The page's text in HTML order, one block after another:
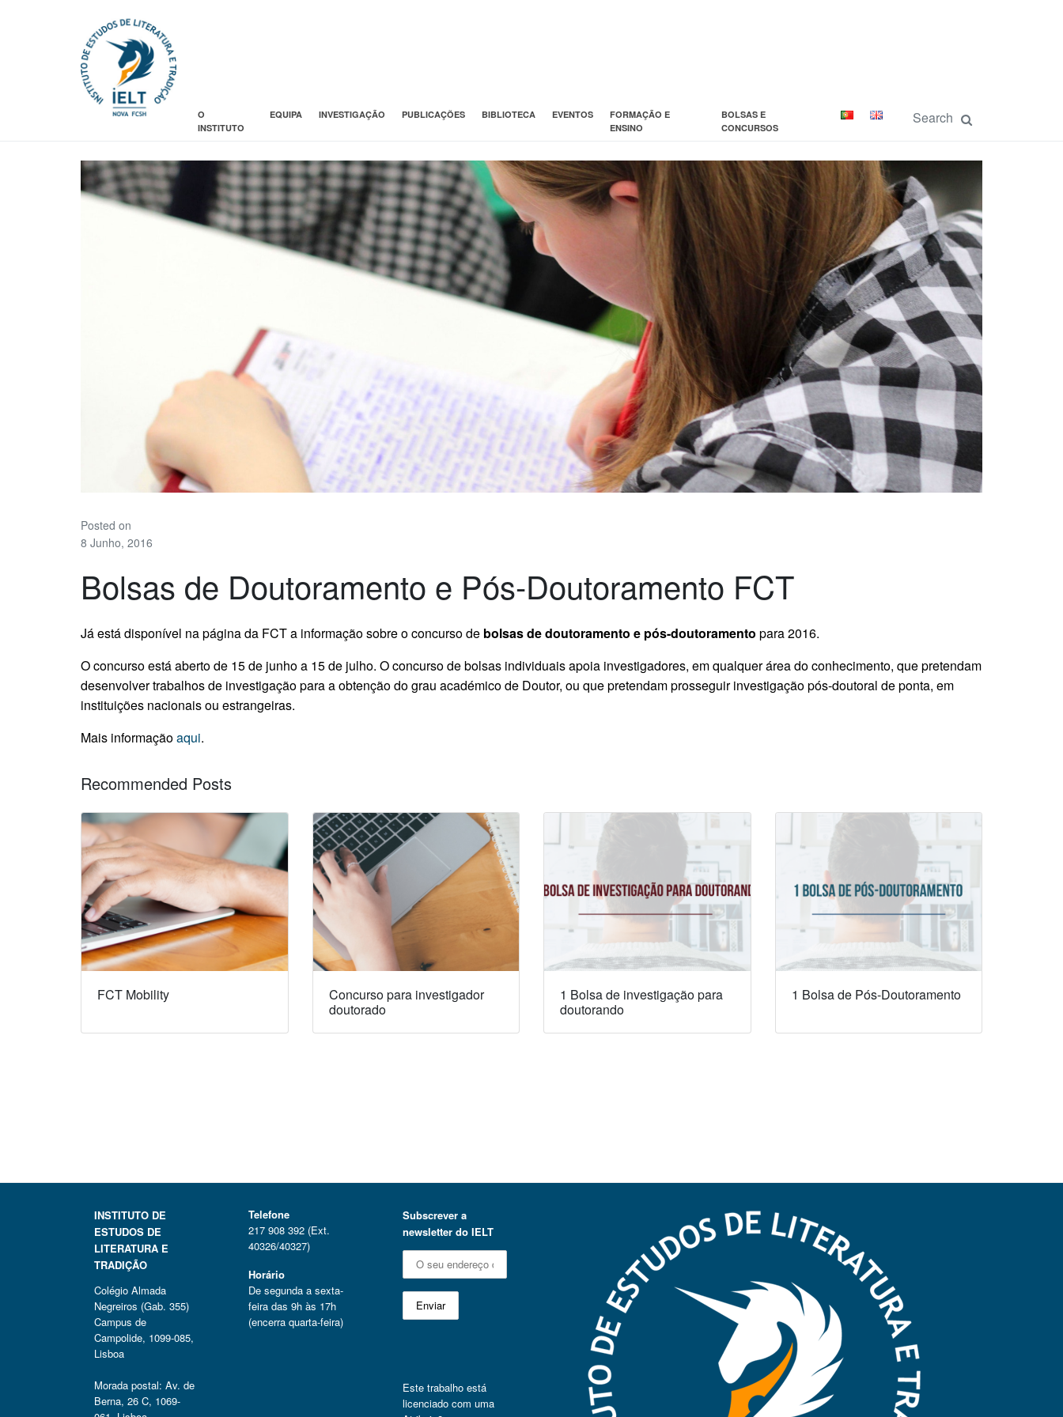
O
INSTITUTO
EQUIPA INVESTIGAÇÃO PUBLICAÇÕES BIBLIOTECA EVENTOS
FORMAÇÃO E
ENSINO
BOLSAS E
CONCURSOS
Posted on
8 Junho, 2016
Bolsas de Doutoramento e Pós-Doutoramento FCT
Já está disponível na página da FCT a informação sobre o concurso de bolsas de doutoramento e pós-doutoramento para 2016.
O concurso está aberto de 15 de junho a 15 de julho. O concurso de bolsas individuais apoia investigadores, em qualquer área do conhecimento, que pretendam
desenvolver trabalhos de investigação para a obtenção do grau académico de Doutor, ou que pretendam prosseguir investigação pós-doutoral de ponta, em
instituições nacionais ou estrangeiras.
Mais informaçãoaqui.
Recommended Posts
FCT Mobility
Concurso para investigador
doutorado
1 Bolsa de investigação para
doutorando
1 Bolsa de Pós-Doutoramento
INSTITUTO DE
ESTUDOS DE
LITERATURA E
TRADIÇÃO
Colégio Almada
Negreiros (Gab. 355)
Campus de
Campolide, 1099-085,
Lisboa
Morada postal: Av. de
Berna, 26 C, 1069-
Telefone
217 908 392 (Ext.
40326/40327)
Horário
De segunda a sexta-
feira das 9h às 17h
(encerra quarta-feira)
Subscrever a
newsletter do IELT
Este trabalho está
licenciado com uma